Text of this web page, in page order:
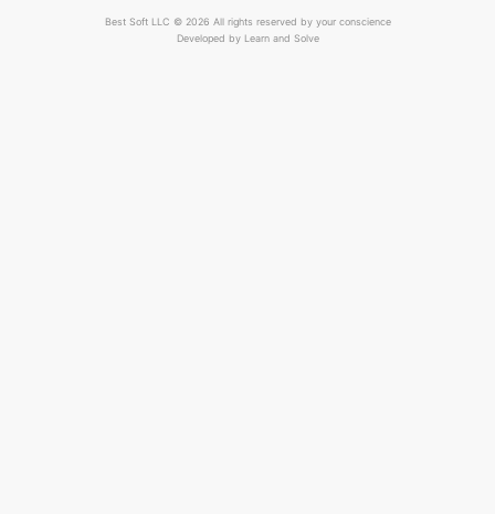
Best Soft LLC © 2026 All rights reserved by your conscience
Developed by Learn and Solve